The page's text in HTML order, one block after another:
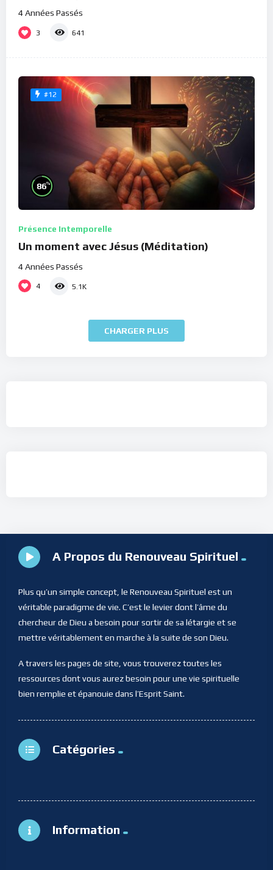
4 Années Passés
3 641
#12
86%
Présence Intemporelle
Un moment avec Jésus (Méditation)
4 Années Passés
4 5.1K
CHARGER PLUS
A Propos du Renouveau Spirituel
Plus qu’un simple concept, le Renouveau Spirituel est un
véritable paradigme de vie. C’est le levier dont l’âme du
chercheur de Dieu a besoin pour sortir de sa létargie et se
mettre véritablement en marche à la suite de son Dieu.
A travers les pages de site, vous trouverez toutes les
ressources dont vous aurez besoin pour une vie spirituelle
bien remplie et épanouie dans l’Esprit Saint.
Catégories
Information